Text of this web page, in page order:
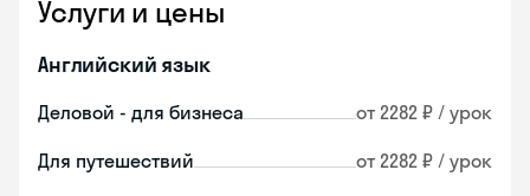
Услуги и цены
Английский язык
Деловой - для бизнеса от 2282 ₽ / урок
Для путешествий от 2282 ₽ / урок